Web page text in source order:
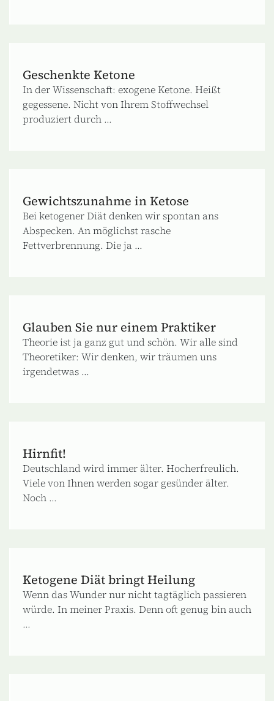
Geschenkte Ketone
In der Wissenschaft: exogene Ketone. Heißt
gegessene. Nicht von Ihrem Stoffwechsel
produziert durch ...
Gewichtszunahme in Ketose
Bei ketogener Diät denken wir spontan ans
Abspecken. An möglichst rasche
Fettverbrennung. Die ja ...
Glauben Sie nur einem Praktiker
Theorie ist ja ganz gut und schön. Wir alle sind
Theoretiker: Wir denken, wir träumen uns
irgendetwas ...
Hirnfit!
Deutschland wird immer älter. Hocherfreulich.
Viele von Ihnen werden sogar gesünder älter.
Noch ...
Ketogene Diät bringt Heilung
Wenn das Wunder nur nicht tagtäglich passieren
würde. In meiner Praxis. Denn oft genug bin auch
...